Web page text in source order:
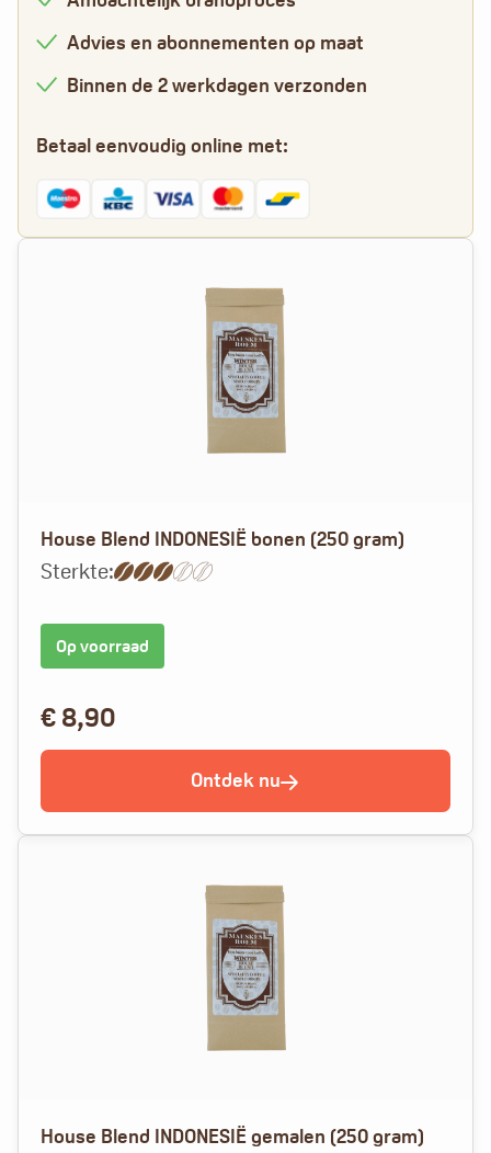
Advies en abonnementen op maat
Binnen de 2 werkdagen verzonden
Betaal eenvoudig online met:
House Blend INDONESIË bonen (250 gram)
Sterkte:
Op voorraad
€8,90
Ontdek nu
House Blend INDONESIË gemalen (250 gram)